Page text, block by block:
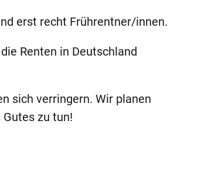
erst recht Frührentner/innen.
Renten in Deutschland
sich verringern. Wir planen
zu tun!